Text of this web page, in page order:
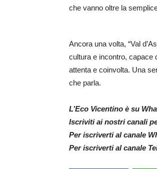
che vanno oltre la
Ancora una volta, “Val
cultura e incontro, capace
attenta e coinvolta. Una
che parla.
L’Eco Vicentino è su
Iscriviti ai nostri canali
Per iscriverti al canale
Per iscriverti al canale